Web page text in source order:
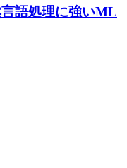
言語処理に強いML